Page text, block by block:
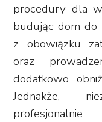
procedury dla
budując dom do
z obowiązku
oraz
dodatkowo
Jednakże,